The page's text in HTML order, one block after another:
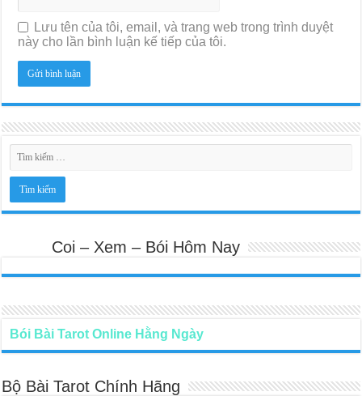
Lưu tên của tôi, email, và trang web trong trình duyệt
này cho lần bình luận kế tiếp của tôi.
Coi – Xem – Bói Hôm Nay
Bói Bài Tarot Online Hằng Ngày
Bộ Bài Tarot Chính Hãng